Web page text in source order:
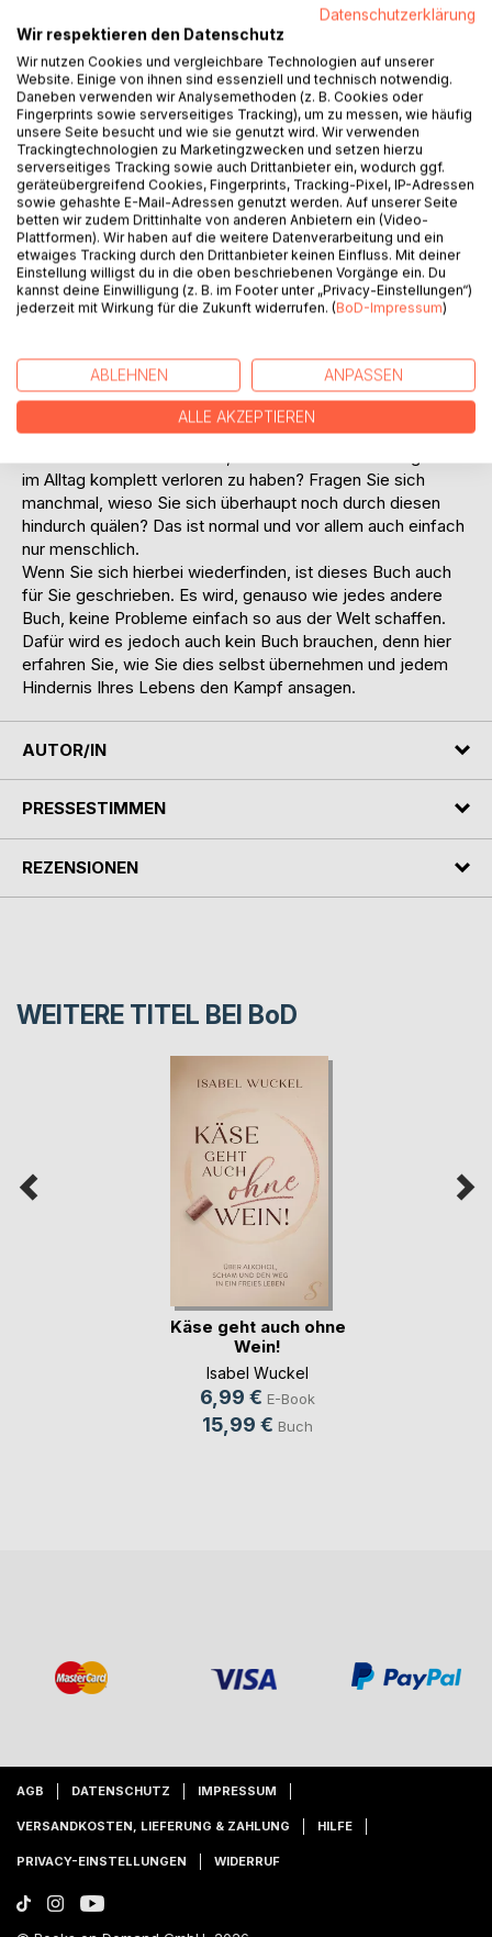
Auf die Merkliste
Titel bewerten
BESCHREIBUNG
Wo der Wille ist, ist auch ein Weg. Stimmt das?
Sprichwörter wie diese sagen sich fast schon zu leicht, um
Antriebslosigkeit und Druck geprägt wird, braucht es mehr
als nur ein Sprichwort, um starke Willenskraft aufzubauen
im Alltag komplett verloren zu haben? Fragen Sie sich
manchmal, wieso Sie sich überhaupt noch durch diesen
hindurch quälen? Das ist normal und vor allem auch einfach
nur menschlich.
Wenn Sie sich hierbei wiederfinden, ist dieses Buch auch
für Sie geschrieben. Es wird, genauso wie jedes andere
Buch, keine Probleme einfach so aus der Welt schaffen.
Dafür wird es jedoch auch kein Buch brauchen, denn hier
erfahren Sie, wie Sie dies selbst übernehmen und jedem
Hindernis Ihres Lebens den Kampf ansagen.
AUTOR/IN
PRESSESTIMMEN
REZENSIONEN
WEITERE TITEL BEI BoD
Käse geht auch ohne
Wein!
Isabel Wuckel
6,99 € E-Book
15,99 € Buch
AGB DATENSCHUTZ IMPRESSUM
VERSANDKOSTEN, LIEFERUNG & ZAHLUNG HILFE
PRIVACY-EINSTELLUNGEN WIDERRUF
Datenschutzerklärung
Wir respektieren den Datenschutz
Wir nutzen Cookies und vergleichbare Technologien auf unserer
Website. Einige von ihnen sind essenziell und technisch notwendig.
Daneben verwenden wir Analysemethoden (z. B. Cookies oder
Fingerprints sowie serverseitiges Tracking), um zu messen, wie häufig
unsere Seite besucht und wie sie genutzt wird. Wir verwenden
Trackingtechnologien zu Marketingzwecken und setzen hierzu
serverseitiges Tracking sowie auch Drittanbieter ein, wodurch ggf.
geräteübergreifend Cookies, Fingerprints, Tracking-Pixel, IP-Adressen
sowie gehashte E-Mail-Adressen genutzt werden. Auf unserer Seite
betten wir zudem Drittinhalte von anderen Anbietern ein (Video-
Plattformen). Wir haben auf die weitere Datenverarbeitung und ein
etwaiges Tracking durch den Drittanbieter keinen Einfluss. Mit deiner
Einstellung willigst du in die oben beschriebenen Vorgänge ein. Du
kannst deine Einwilligung (z. B. im Footer unter „Privacy-Einstellungen“)
jederzeit mit Wirkung für die Zukunft widerrufen. (BoD-Impressum)
ABLEHNEN ANPASSEN
ALLE AKZEPTIEREN